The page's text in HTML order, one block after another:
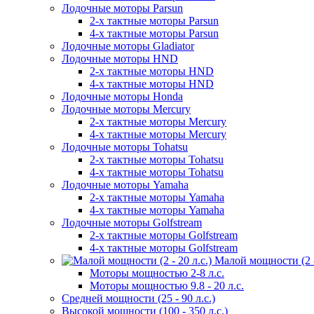
Лодочные моторы Parsun
2-х тактные моторы Parsun
4-х тактные моторы Parsun
Лодочные моторы Gladiator
Лодочные моторы HND
2-х тактные моторы HND
4-х тактные моторы HND
Лодочные моторы Honda
Лодочные моторы Mercury
2-х тактные моторы Mercury
4-х тактные моторы Mercury
Лодочные моторы Tohatsu
2-х тактные моторы Tohatsu
4-х тактные моторы Tohatsu
Лодочные моторы Yamaha
2-х тактные моторы Yamaha
4-х тактные моторы Yamaha
Лодочные моторы Golfstream
2-х тактные моторы Golfstream
4-х тактные моторы Golfstream
Малой мощности (2
Моторы мощностью 2-8 л.с.
Моторы мощностью 9.8 - 20 л.с.
Средней мощности (25 - 90 л.с.)
Высокой мощности (100 - 350 л.с.)